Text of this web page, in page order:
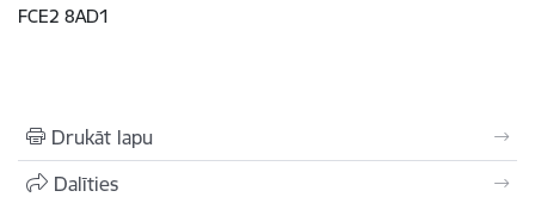
FCE2 8AD1
Drukāt lapu
Dalīties